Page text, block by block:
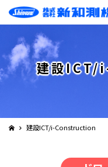
建設
建設ICT/i-Construction